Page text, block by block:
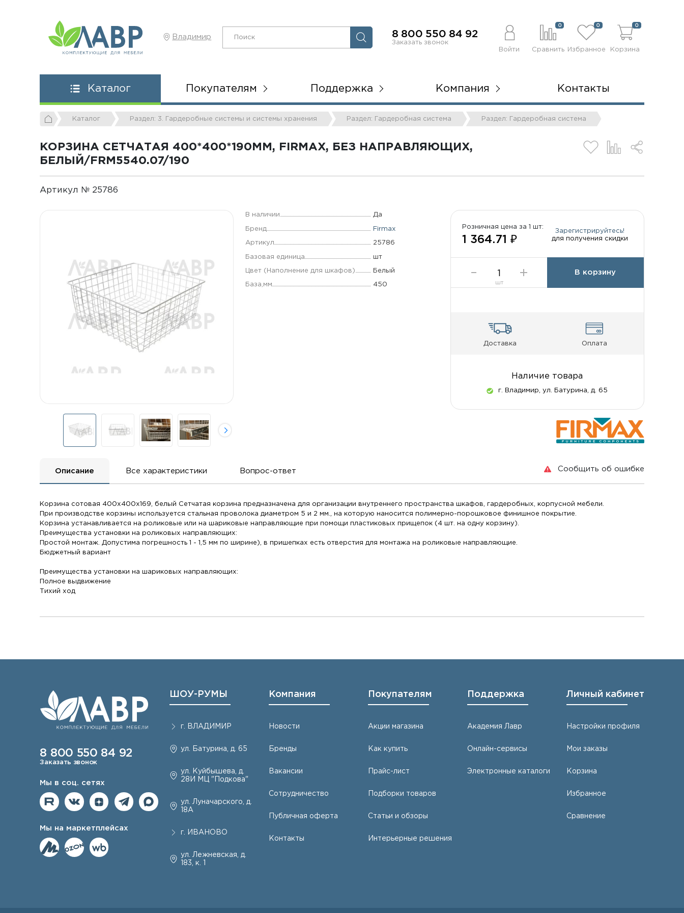
Владимир 8 800 550 84 92
Заказать звонок
Войти
0
Сравнить
0
Избранное
0
Корзина
Каталог Покупателям Поддержка Компания Контакты
Каталог Раздел: 3. Гардеробные системы и системы хранения Раздел: Гардеробная система Раздел: Гардеробная система
КОРЗИНА СЕТЧАТАЯ 400*400*190ММ, FIRMAX, БЕЗ НАПРАВЛЯЮЩИХ,
БЕЛЫЙ/FRM5540.07/190
Артикул № 25786
В наличии Да
Бренд Firmax
Артикул 25786
Базовая единица шт
Цвет (Наполнение для шкафов) Белый
База,мм 450
Розничная цена за 1 шт:
1 364.71 ₽
Зарегистрируйтесь!
для получения скидки
шт
В корзину
Доставка Оплата
Наличие товара
г. Владимир, ул. Батурина, д. 65
Сообщить об ошибке
Описание Все характеристики Вопрос-ответ
Корзина сотовая 400х400х169, белый Сетчатая корзина предназначена для организации внутреннего пространства шкафов, гардеробных, корпусной мебели.
При производстве корзины используется стальная проволока диаметром 5 и 2 мм., на которую наносится полимерно-порошковое финишное покрытие.
Корзина устанавливается на роликовые или на шариковые направляющие при помощи пластиковых прищепок (4 шт. на одну корзину).
Преимущества установки на роликовых направляющих:
Простой монтаж. Допустима погрешность 1 - 1,5 мм по ширине), в пришепках есть отверстия для монтажа на роликовые направляющие.
Бюджетный вариант
Преимущества установки на шариковых направляющих:
Полное выдвижение
Тихий ход
8 800 550 84 92
Заказать звонок
Мы в соц. сетях
Мы на маркетплейсах
ШОУ-РУМЫ
г. ВЛАДИМИР
ул. Батурина, д. 65
ул. Куйбышева, д.
28И МЦ "Подкова"
ул. Луначарского, д.
18А
г. ИВАНОВО
ул. Лежневская, д.
183, к. 1
Компания
Новости
Бренды
Вакансии
Сотрудничество
Публичная оферта
Контакты
Покупателям
Акции магазина
Как купить
Прайс-лист
Подборки товаров
Статьи и обзоры
Интерьерные решения
Поддержка
Академия Лавр
Онлайн-сервисы
Электронные каталоги
Личный кабинет
Настройки профиля
Мои заказы
Корзина
Избранное
Сравнение